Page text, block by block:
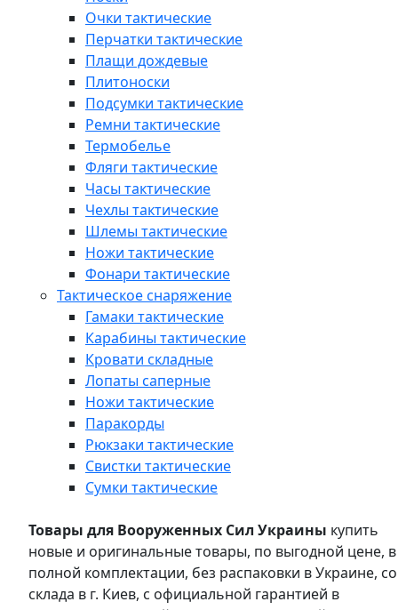
Очки тактические
Перчатки тактические
Плащи дождевые
Плитоноски
Подсумки тактические
Ремни тактические
Термобелье
Фляги тактические
Часы тактические
Чехлы тактические
Шлемы тактические
Ножи тактические
Фонари тактические
Тактическое снаряжение
Гамаки тактические
Карабины тактические
Кровати складные
Лопаты саперные
Ножи тактические
Паракорды
Рюкзаки тактические
Свистки тактические
Сумки тактические
Товары для Вооруженных Сил Украины купить
новые и оригинальные товары, по выгодной цене, в
полной комплектации, без распаковки в Украине, со
склада в г. Киев, с официальной гарантией в